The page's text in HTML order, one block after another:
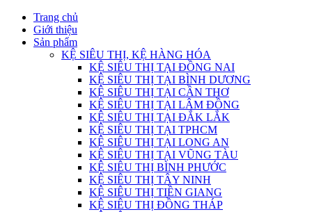
Trang chủ
Giới thiệu
Sản phẩm
KỆ SIÊU THỊ, KỆ HÀNG HÓA
KỆ SIÊU THỊ TẠI ĐỒNG NAI
KỆ SIÊU THỊ TẠI BÌNH DƯƠNG
KỆ SIÊU THỊ TẠI CẦN THƠ
KỆ SIÊU THỊ TẠI LÂM ĐỒNG
KỆ SIÊU THỊ TẠI ĐẮK LẮK
KỆ SIÊU THỊ TẠI TPHCM
KỆ SIÊU THỊ TẠI LONG AN
KỆ SIÊU THỊ TẠI VŨNG TÀU
KỆ SIÊU THỊ BÌNH PHƯỚC
KỆ SIÊU THỊ TÂY NINH
KỆ SIÊU THỊ TIỀN GIANG
KỆ SIÊU THỊ ĐỒNG THÁP